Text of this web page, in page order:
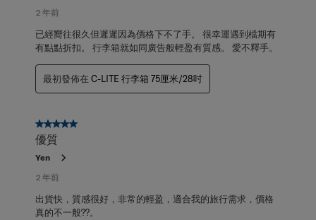
2 年前
已經嚮往很久但遲遲因為價格下不了手。 很幸運遇到檔期有
有點點折扣。 行李箱就如同廣告般輕盈有質感。 愛不釋手。
最初發佈在 C-LITE 行李箱 75厘米/28吋
5星，共5星。
優質
Yen
2 年前
出貨快，質感很好，非常的輕盈，適合我的旅行需求，價格
真的不一般??。